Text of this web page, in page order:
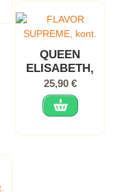
QUEEN
ELISABETH,
kont.
25,90 €